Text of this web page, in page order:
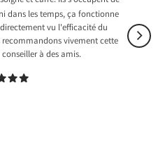
dans les temps, ça fonctionne
vu l'efficacité du
vivement cette
à des amis.